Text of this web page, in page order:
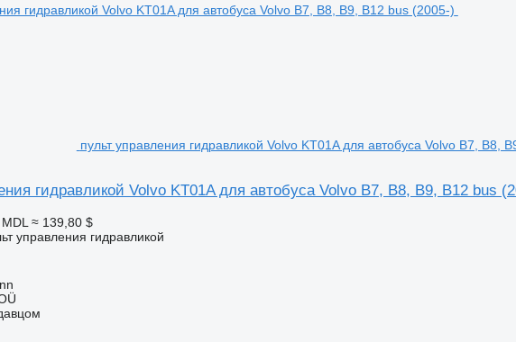
пульт управления гидравликой Volvo KT01A для автобуса Volvo B7, B8,
гидравликой Volvo KT01A для автобуса Volvo B7, B8, B9, B12 bus
≈ 139,80 $
управления гидравликой